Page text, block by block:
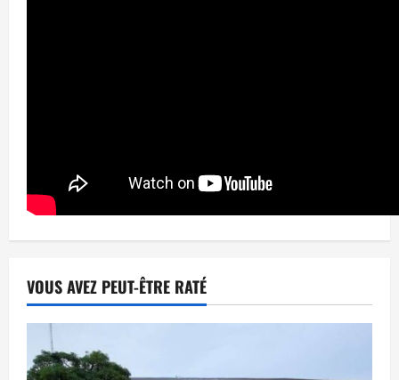
VOUS AVEZ PEUT-ÊTRE RATÉ